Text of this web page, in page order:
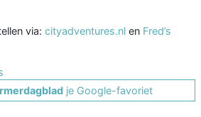
via: cityadventures.nl en Fred’s
je Google-favoriet